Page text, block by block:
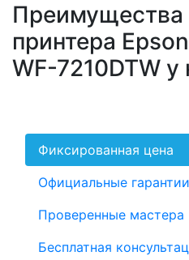
Преимущества
принтера
WF-7210DTW у
Фиксированная цена
Официальные гарантии
Проверенные мастера
Бесплатная